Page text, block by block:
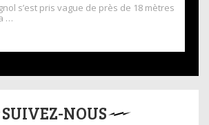
s’est pris vague de près de 18 mètres
…
SUIVEZ-NOUS